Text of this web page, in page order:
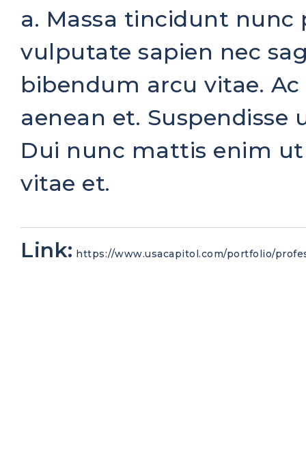
a. Massa tincidunt
vulputate sapien nec
bibendum arcu vitae.
aenean et.
Dui nunc mattis enim
vitae et.
Link: https://www.usacapitol.com/portfolio/